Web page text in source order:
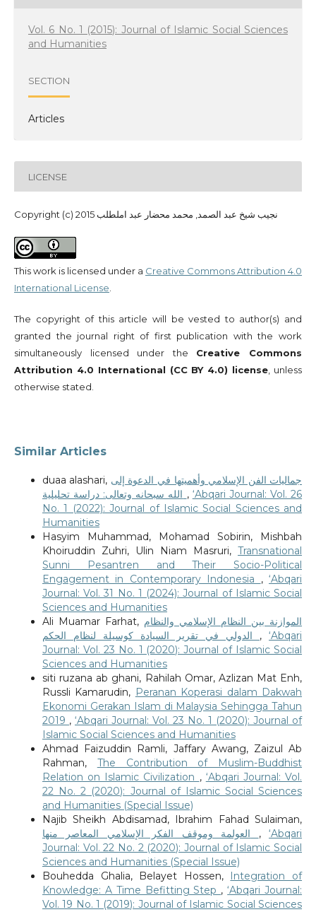
Vol. 6 No. 1 (2015): Journal of Islamic Social Sciences
and Humanities
SECTION
Articles
LICENSE
Copyright (c) 2015 نجيب شيخ عبد الصمد, محمد محضار عبد املطلب
This work is licensed under a Creative Commons Attribution 4.0
International License.
The copyright of this article will be vested to author(s) and
granted the journal right of first publication with the work
simultaneously licensed under the Creative Commons
Attribution 4.0 International (CC BY 4.0) license, unless
otherwise stated.
Similar Articles
duaa alashari, جماليات الفن الإسلامي وأهميتها في الدعوة إلى
, ‘Abqari Journal: Vol. 26
No. 1 (2022): Journal of Islamic Social Sciences and
Humanities
Hasyim Muhammad, Mohamad Sobirin, Mishbah
Khoiruddin Zuhri, Ulin Niam Masruri,Transnational
Sunni Pesantren and Their Socio-Political
Engagement in Contemporary Indonesia ,‘Abqari
Journal: Vol. 31 No. 1 (2024): Journal of Islamic Social
Sciences and Humanities
Ali Muamar Farhat, الموازنة بين النظام الإسلامي والنظام
,‘Abqari
Journal: Vol. 23 No. 1 (2020): Journal of Islamic Social
Sciences and Humanities
siti ruzana ab ghani, Rahilah Omar, Azlizan Mat Enh,
Russli Kamarudin, Peranan Koperasi dalam Dakwah
Ekonomi Gerakan Islam di Malaysia Sehingga Tahun
2019 , ‘Abqari Journal: Vol. 23 No. 1 (2020): Journal of
Islamic Social Sciences and Humanities
Ahmad Faizuddin Ramli, Jaffary Awang, Zaizul Ab
Rahman, The Contribution of Muslim-Buddhist
Relation on Islamic Civilization , ‘Abqari Journal: Vol.
22 No. 2 (2020): Journal of Islamic Social Sciences
and Humanities (Special Issue)
Najib Sheikh Abdisamad, Ibrahim Fahad Sulaiman,
,‘Abqari
Journal: Vol. 22 No. 2 (2020): Journal of Islamic Social
Sciences and Humanities (Special Issue)
Bouhedda Ghalia, Belayet Hossen,
Integration of
Knowledge: A Time Befitting Step ,‘Abqari Journal:
Vol. 19 No. 1 (2019): Journal of Islamic Social Sciences